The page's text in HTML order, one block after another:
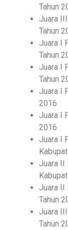
Tahun
Juara
Tahun
Juara I
Tahun
Juara I
Tahun
Juara I
2016
Juara I
2016
Juara I
Juara II
Juara II
Tahun
Juara
Tahun